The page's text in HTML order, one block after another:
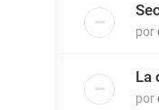
por
La
por